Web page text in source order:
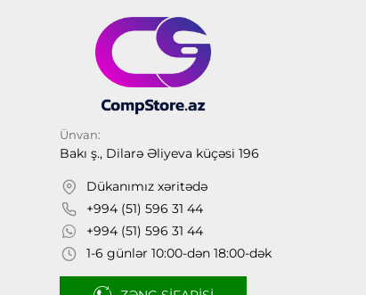
Ünvan:
Bakı ş., Dilarə Əliyeva küçəsi 196
Dükanımız xəritədə
+994 (51) 596 31 44
+994 (51) 596 31 44
1-6 günlər 10:00-dən 18:00-dək